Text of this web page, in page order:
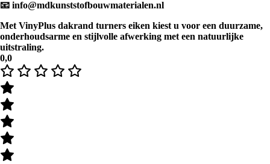
📧 info@mdkunststofbouwmaterialen.nl
Met VinyPlus dakrand turners eiken kiest u voor een duurzame,
onderhoudsarme en stijlvolle afwerking met een natuurlijke
uitstraling.
0,0